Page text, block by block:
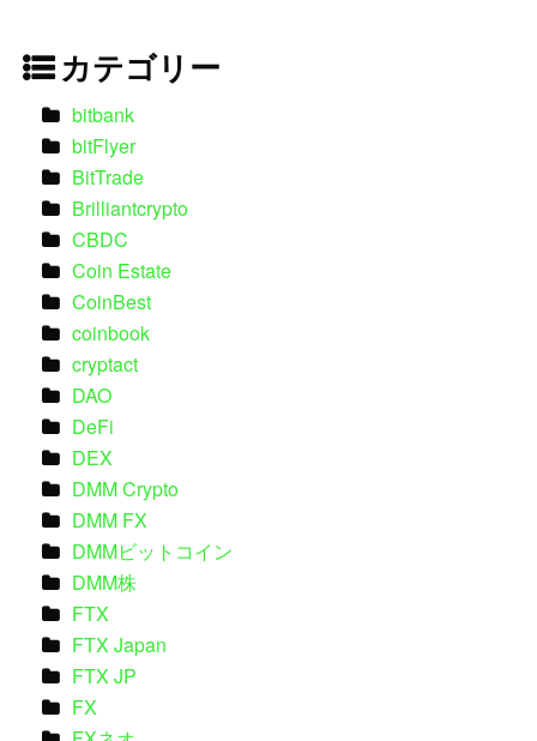
カテゴリー
bitbank
bitFlyer
BitTrade
Brilliantcrypto
CBDC
Coin Estate
CoinBest
coinbook
cryptact
DAO
DeFi
DEX
DMM Crypto
DMM FX
DMMビットコイン
DMM株
FTX
FTX Japan
FTX JP
FX